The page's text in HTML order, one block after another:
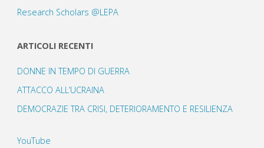
Research Scholars @LEPA
ARTICOLI RECENTI
DONNE IN TEMPO DI GUERRA
ATTACCO ALL’UCRAINA
DEMOCRAZIE TRA CRISI, DETERIORAMENTO E RESILIENZA
YouTube